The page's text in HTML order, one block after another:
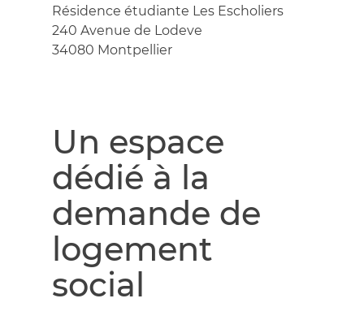
Résidence étudiante Les Escholiers
240 Avenue de Lodeve
34080 Montpellier
Un espace
dédié à la
demande de
logement
social